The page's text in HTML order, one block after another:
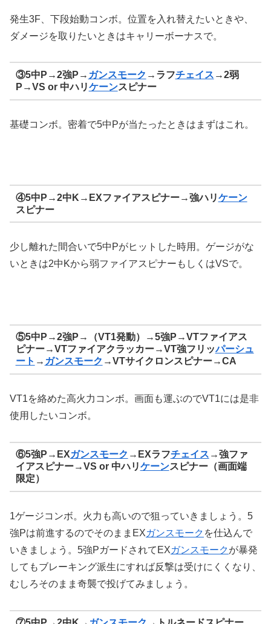
発生3F、下段始動コンボ。位置を入れ替えたいときや、
ダメージを取りたいときはキャリーボーナスで。
③5中P→2強P→ ガンスモーク →ラフチェイス →2弱
P→VS or 中ハリケーンスピナー
基礎コンボ。密着で5中Pが当たったときはまずはこれ。
④5中P→2中K→EXファイアスピナー→強ハリケーン
スピナー
少し離れた間合いで5中Pがヒットした時用。ゲージがな
いときは2中Kから弱ファイアスピナーもしくはVSで。
⑤5中P→2強P→（VT1発動）→5強P→VTファイアス
ピナー→VTファイアクラッカー→VT強フリッパーシュ
ート → ガンスモーク →VTサイクロンスピナー→CA
VT1を絡めた高火力コンボ。画面も運ぶのでVT1には是非
使用したいコンボ。
⑥5強P→EXガンスモーク →EXラフチェイス →強ファ
イアスピナー→VS or 中ハリケーンスピナー（画面端
限定）
1ゲージコンボ。火力も高いので狙っていきましょう。5
強Pは前進するのでそのままEXガンスモーク を仕込んで
いきましょう。5強PガードされてEXガンスモークが暴発
してもブレーキング派生にすれば反撃は受けにくくなり、
むしろそのまま奇襲で投げてみましょう。